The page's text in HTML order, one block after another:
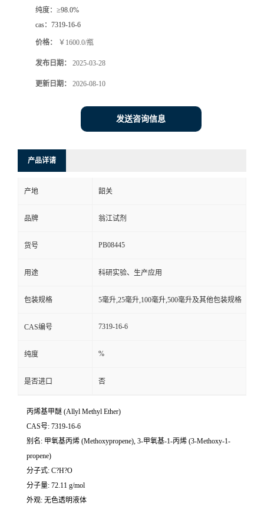
纯度： ≥98.0%
cas： 7319-16-6
价格： ￥1600.0/瓶
发布日期： 2025-03-28
更新日期： 2026-08-10
发送咨询信息
产品详请
产地 韶关
品牌 翁江试剂
货号 PB08445
用途 科研实验、生产应用
包装规格 5毫升,25毫升,100毫升,500毫升及其他包装规格
CAS编号 7319-16-6
纯度 %
是否进口 否
丙烯基甲醚 (Allyl Methyl Ether)
CAS号: 7319-16-6
别名: 甲氧基丙烯 (Methoxypropene), 3-甲氧基-1-丙烯 (3-Methoxy-1-
propene)
分子式: C?H?O
分子量: 72.11 g/mol
外观: 无色透明液体